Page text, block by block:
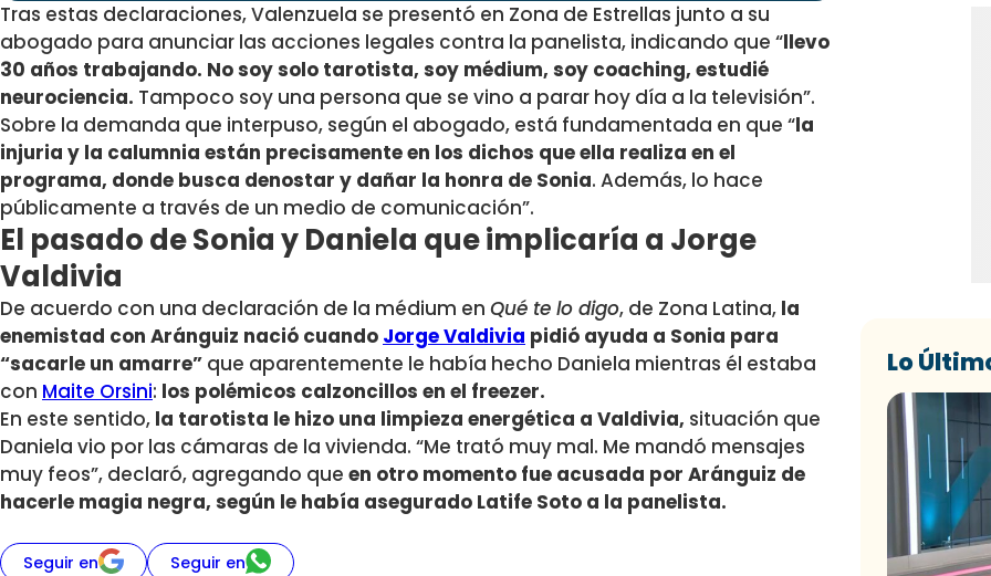
Tras estas declaraciones, Valenzuela se presentó en Zona de Estrellas junto a su
abogado para anunciar las acciones legales contra la panelista, indicando que “llevo
30 años trabajando. No soy solo tarotista, soy médium, soy coaching, estudié
neurociencia. Tampoco soy una persona que se vino a parar hoy día a la televisión”.
Sobre la demanda que interpuso, según el abogado, está fundamentada en que “la
injuria y la calumnia están precisamente en los dichos que ella realiza en el
programa, donde busca denostar y dañar la honra de Sonia. Además, lo hace
públicamente a través de un medio de comunicación”.
El pasado de Sonia y Daniela que implicaría a Jorge
Valdivia
De acuerdo con una declaración de la médium en Qué te lo digo, de Zona Latina, la
enemistad con Aránguiz nació cuando Jorge Valdivia pidió ayuda a Sonia para
“sacarle un amarre” que aparentemente le había hecho Daniela mientras él estaba
con Maite Orsini: los polémicos calzoncillos en el freezer.
En este sentido, la tarotista le hizo una limpieza energética a Valdivia, situación que
Daniela vio por las cámaras de la vivienda. “Me trató muy mal. Me mandó mensajes
muy feos”, declaró, agregando que en otro momento fue acusada por Aránguiz de
hacerle magia negra, según le había asegurado Latife Soto a la panelista.
Seguir en Seguir en
Lo